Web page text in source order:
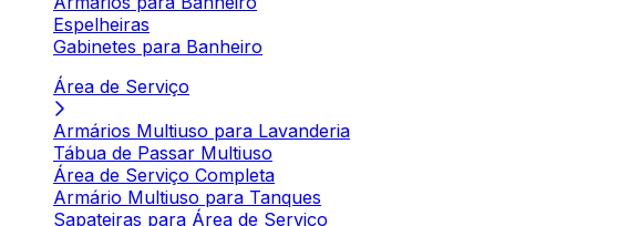
Espelheiras
Gabinetes para Banheiro
Área de Serviço
Armários Multiuso para Lavanderia
Tábua de Passar Multiuso
Área de Serviço Completa
Armário Multiuso para Tanques
Sapateiras para Área de Serviço